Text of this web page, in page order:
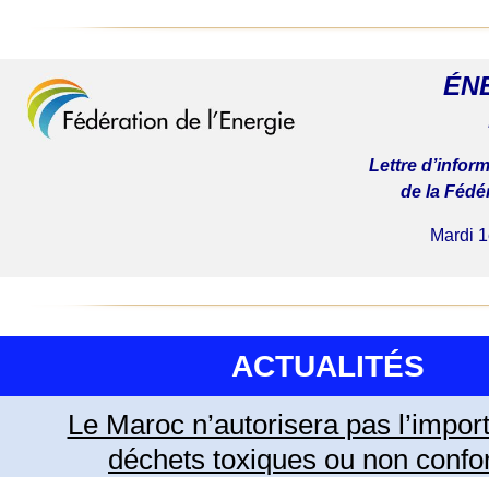
Lettre
de la
Mardi
ACTUALITÉS
Le Maroc n’autorisera pas
déchets toxiques ou non